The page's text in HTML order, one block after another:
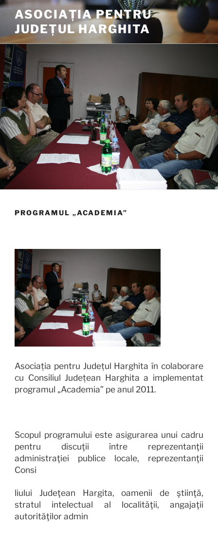
Tartalomhoz
ASOCIAȚIA PENTRU
JUDEȚUL HARGHITA
PROGRAMUL „ACADEMIA”
Asociația pentru Județul Harghita în colaborare
cu Consiliul Județean Harghita a implementat
programul „Academia” pe anul 2011.
Scopul programului este asigurarea unui cadru
pentru discuţii între reprezentanţii
administraţiei publice locale, reprezentanţii
Consi
liului Judeţean Hargita, oamenii de ştiinţă,
stratul intelectual al localităţii, angajaţii
autorităţilor admin